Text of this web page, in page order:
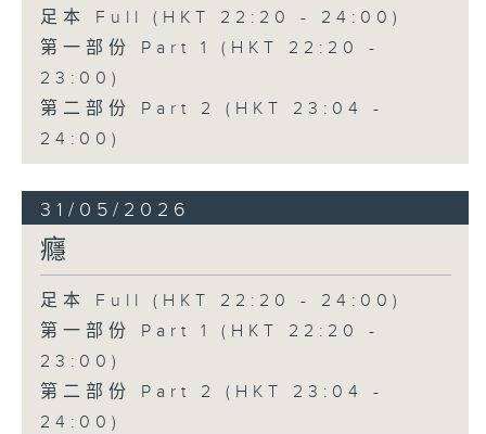
足本 Full (HKT 22:20 - 24:00)
第一部份 Part 1 (HKT 22:20 -
23:00)
第二部份 Part 2 (HKT 23:04 -
24:00)
31/05/2026
癮
足本 Full (HKT 22:20 - 24:00)
第一部份 Part 1 (HKT 22:20 -
23:00)
第二部份 Part 2 (HKT 23:04 -
24:00)